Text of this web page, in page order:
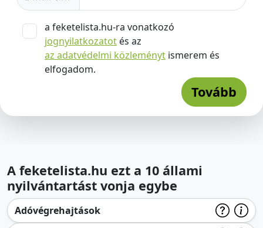
a feketelista.hu-ra vonatkozó
jognyilatkozatot és az
az adatvédelmi közleményt ismerem és
elfogadom.
Tovább
A feketelista.hu ezt a 10 állami
nyilvántartást vonja egybe
Adóvégrehajtások